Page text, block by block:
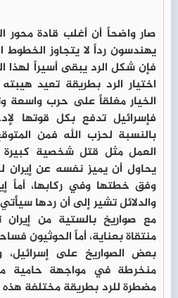
صار واضحاً أن أغلب قادة محور
يهندسون رداً لا يتجاوز الخطوط
فإن شكل الرد يبقى أسيراً لهذا
اختيار الرد بطريقة تعيد
الخيار مغلقاً على حرب واسعة
فإسرائيل تدفع بكل قوتها
بالنسبة لحزب الله فمن
العمل مثل قتل شخصية كبيرة
يحاول أن يميز نفسه عن إيران
وفق خطتها وفي ركابها، أماً
والدلائل تشير إلى أن ردها
مع صواريخ بالستية من إيران
منتقاة بعناية، أماً الحوثيون
بعض الصواريخ على
منخرطة في مواجهة حامية
مضطرة للرد بطريقة مختلفة هذه